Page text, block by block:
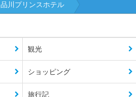
品川プリンスホテル
観光
ショッピング
旅行記